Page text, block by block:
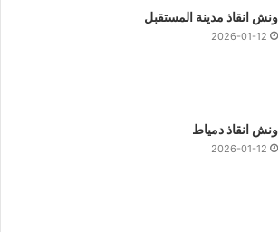
ونش انقاذ مدينة المستقبل
2026-01-12
ونش انقاذ دمياط
2026-01-12